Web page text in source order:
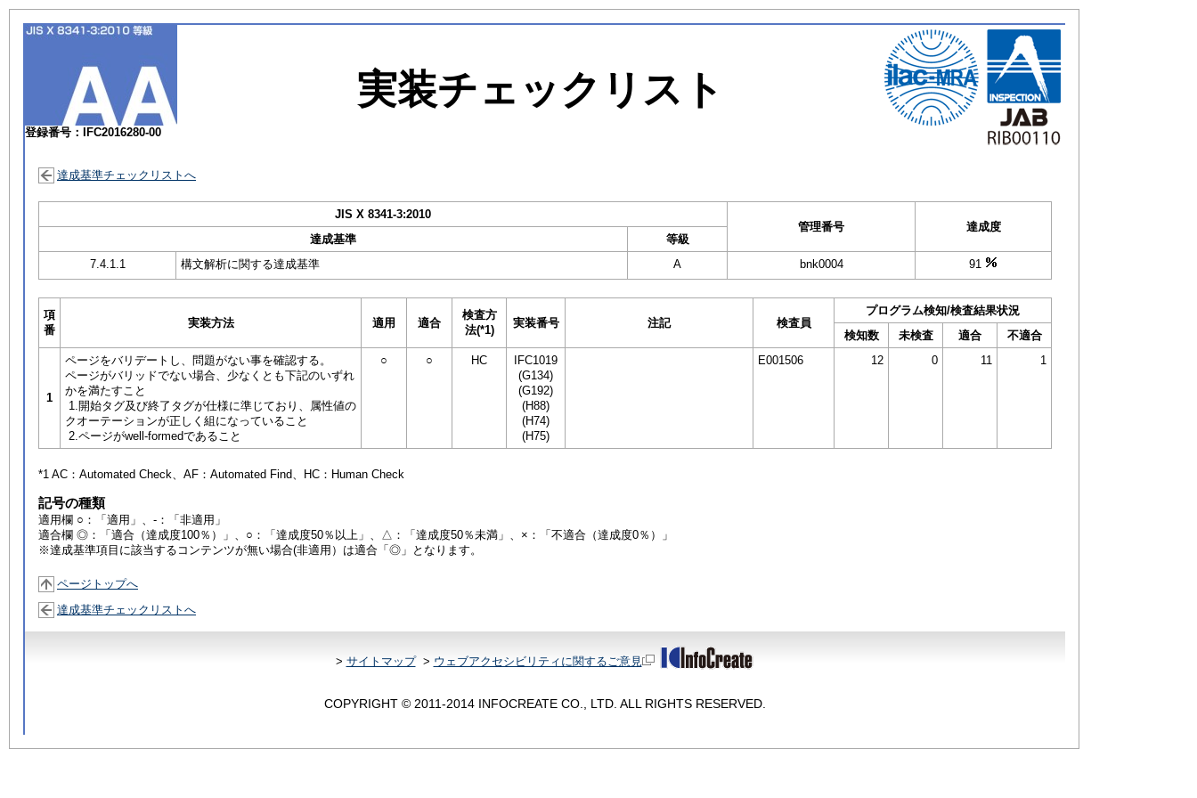
登録番号：IFC2016280-00
実装チェックリスト
達成基準チェックリストへ
JIS X 8341-3:2010
管理番号
達成度
達成基準
等級
7.4.1.1
構文解析に関する達成基準 A bnk0004 91
項
番
実装方法 適用 適合
検査方
法(*1)
実装番号 注記 検査員
プログラム検知/検査結果状況
検知数
未検査 適合 不適合
1
ページをバリデートし、問題がない事を確認する。
ページがバリッドでない場合、少なくとも下記のいずれ
かを満たすこと
1.開始タグ及び終了タグが仕様に準じており、属性値の
クオーテーションが正しく組になっていること
2.ページがwell-formedであること
○ ○ HC
IFC1019
(G134)
(G192)
(H88)
(H74)
(H75)
E001506 12 0 11 1
*1 AC： Automated Check、AF： Automated Find、HC： Human Check
記号の種類
適用欄 ○：「適用」、-：「非適用」
適合欄 ◎：「適合（達成度100％）」、○：「達成度50％以上」、△：「達成度50％未満」、×：「不適合（達成度0％）」
※達成基準項目に該当するコンテンツが無い場合(非適用）は適合「◎」となります。
ページトップへ
達成基準チェックリストへ
> サイトマップ> ウェブアクセシビリティに関するご意見
COPYRIGHT © 2011-2014 INFOCREATE CO., LTD. ALL RIGHTS RESERVED.